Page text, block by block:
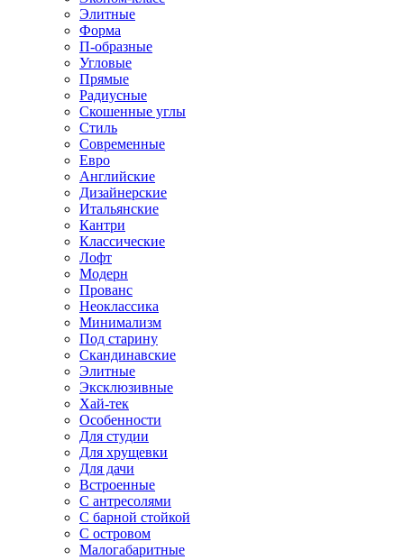
Элитные
Форма
П-образные
Угловые
Прямые
Радиусные
Скошенные углы
Стиль
Современные
Евро
Английские
Дизайнерские
Итальянские
Кантри
Классические
Лофт
Модерн
Прованс
Неоклассика
Минимализм
Под старину
Скандинавские
Элитные
Эксклюзивные
Хай-тек
Особенности
Для студии
Для хрущевки
Для дачи
Встроенные
С антресолями
С барной стойкой
С островом
Малогабаритные